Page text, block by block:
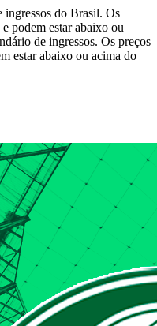
ingressos do Brasil. Os
podem estar abaixo ou
de ingressos. Os preços
estar abaixo ou acima do